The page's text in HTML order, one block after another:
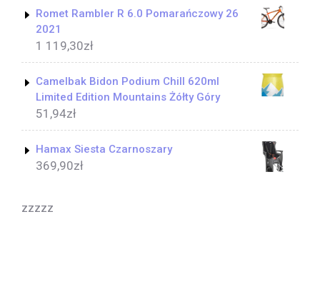
Romet Rambler R 6.0 Pomarańczowy 26
2021
1 119,30zł
Camelbak Bidon Podium Chill 620ml
Limited Edition Mountains Żółty Góry
51,94zł
Hamax Siesta Czarnoszary
369,90zł
zzzzz